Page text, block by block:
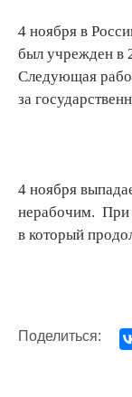
4 ноября в
был учрежден в
Следующая
за
4 ноября
нерабочим. При
в который
Поделиться: